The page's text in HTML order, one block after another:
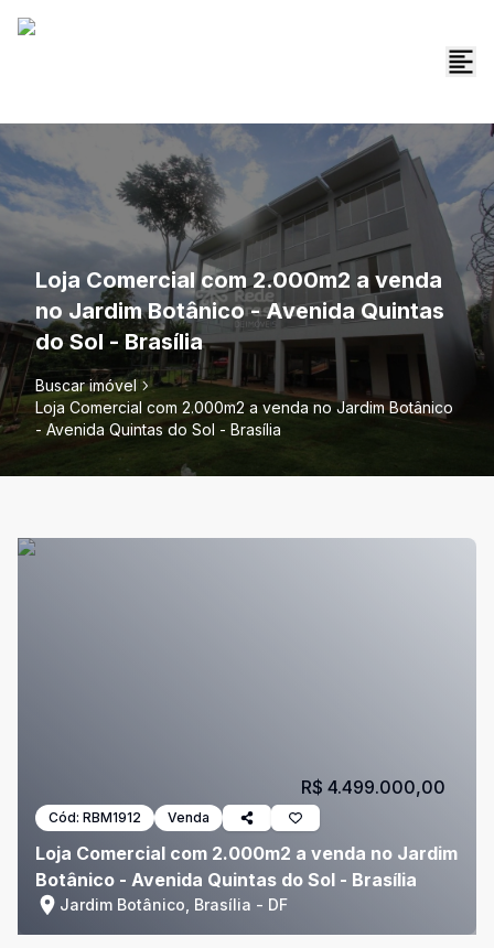
Loja Comercial com 2.000m2 a venda
no Jardim Botânico - Avenida Quintas
do Sol - Brasília
Buscar imóvel
Loja Comercial com 2.000m2 a venda no Jardim Botânico
- Avenida Quintas do Sol - Brasília
Cód: RBM1912 Venda
Loja Comercial com 2.000m2 a venda no Jardim
Botânico - Avenida Quintas do Sol - Brasília
Jardim Botânico, Brasília - DF
R$ 4.499.000,00